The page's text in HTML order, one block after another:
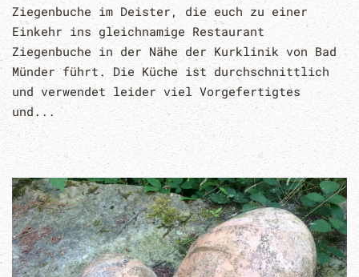
Ziegenbuche im Deister, die euch zu einer
Einkehr ins gleichnamige Restaurant
Ziegenbuche in der Nähe der Kurklinik von Bad
Münder führt. Die Küche ist durchschnittlich
und verwendet leider viel Vorgefertigtes
und...